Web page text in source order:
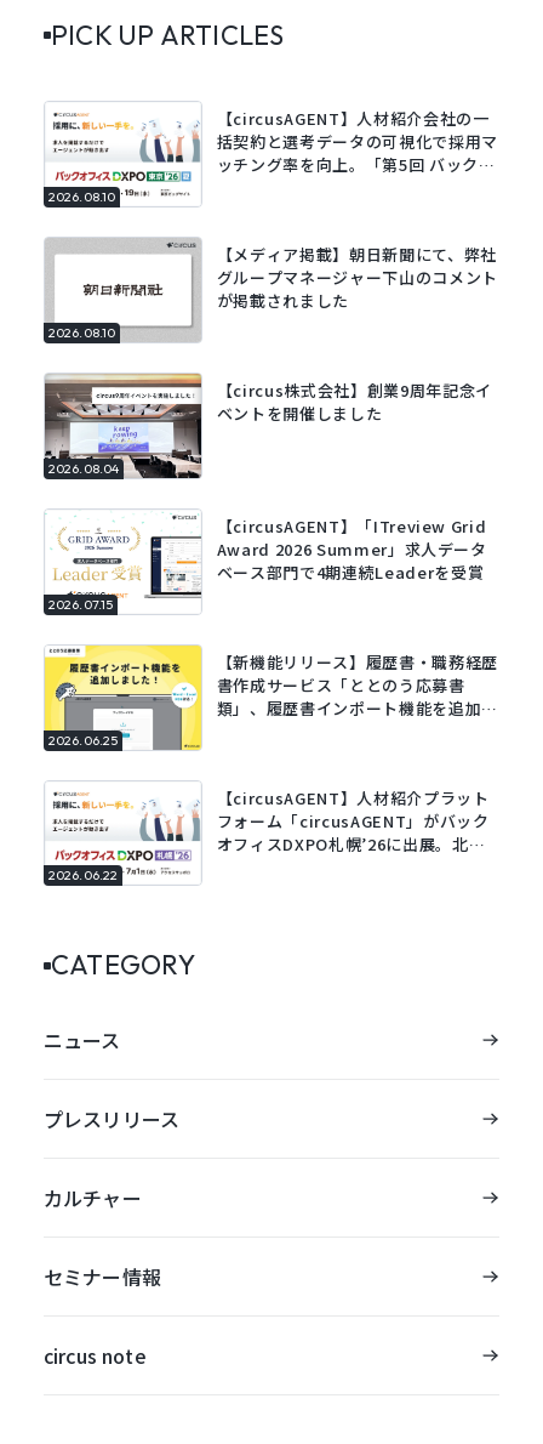
PICK UP ARTICLES
2026.08.10
【circusAGENT】人材紹介会社の一
括契約と選考データの可視化で採用マ
ッチング率を向上。「第5回 バックオ
2026.08.10
【メディア掲載】朝日新聞にて、弊社
グループマネージャー下山のコメント
が掲載されました
2026.08.04
【circus株式会社】創業9周年記念イ
ベントを開催しました
2026.07.15
【circusAGENT】「ITreview Grid
Award 2026 Summer」求人データ
ベース部門で4期連続Leaderを受賞
2026.06.25
【新機能リリース】履歴書・職務経歴
書作成サービス「ととのう応募書
類」、履歴書インポート機能を追加。
2026.06.22
【circusAGENT】人材紹介プラット
フォーム「circusAGENT」がバック
オフィスDXPO札幌’26に出展。北海
CATEGORY
ニュース
プレスリリース
カルチャー
セミナー情報
circus note